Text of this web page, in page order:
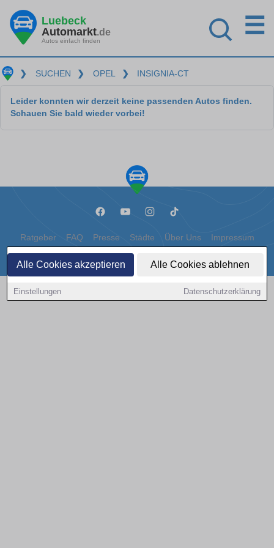
Alle Cookies akzeptieren Alle Cookies ablehnen
Einstellungen Datenschutzerklärung
Luebeck
Automarkt.de
Autos einfach finden
☰
❯ SUCHEN ❯ OPEL ❯ INSIGNIA-CT
Leider konnten wir derzeit keine passenden Autos finden.
Schauen Sie bald wieder vorbei!
Ratgeber FAQ Presse Städte Über Uns Impressum
Datenschutz Cookies
Copyright © 2000 - 2026 | 1A Infosysteme GmbH | Content by: 1a-sites-autos